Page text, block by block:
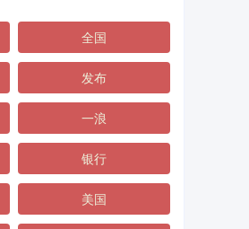
全国
发布
一浪
银行
美国